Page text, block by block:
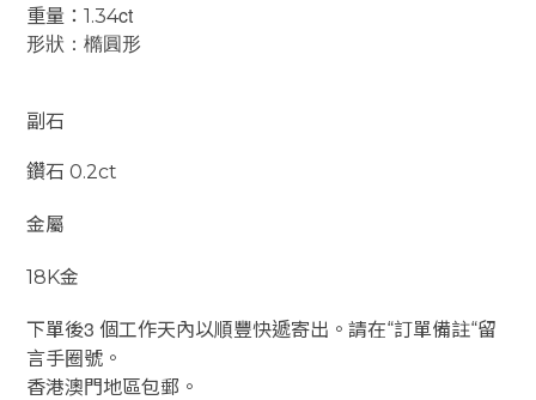
重量：1.34ct
形狀：橢圓形
副石
鑽石 0.2ct
金屬
18K金
下單後3 個工作天內以順豐快遞寄出。請在“訂單備註“留
言手圈號。
香港澳門地區包郵。